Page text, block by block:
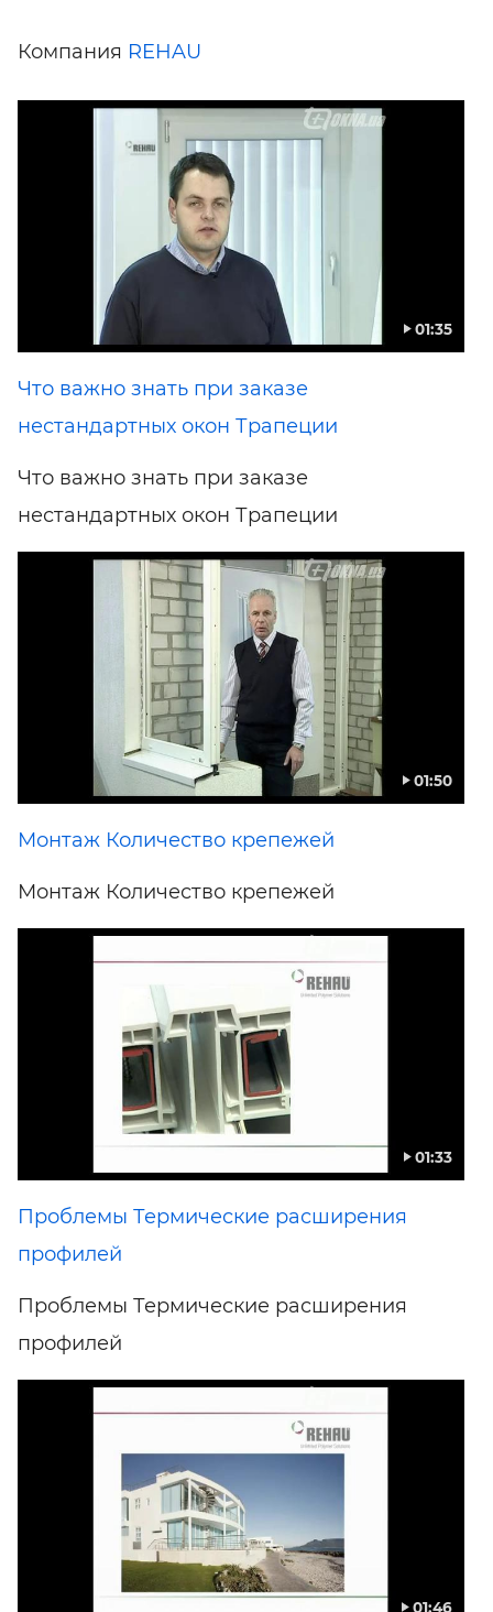
Компания REHAU
01:35
Что важно знать при заказе
нестандартных окон Трапеции
Что важно знать при заказе
нестандартных окон Трапеции
01:50
Монтаж Количество крепежей
Монтаж Количество крепежей
01:33
Проблемы Термические расширения
профилей
Проблемы Термические расширения
профилей
01:46